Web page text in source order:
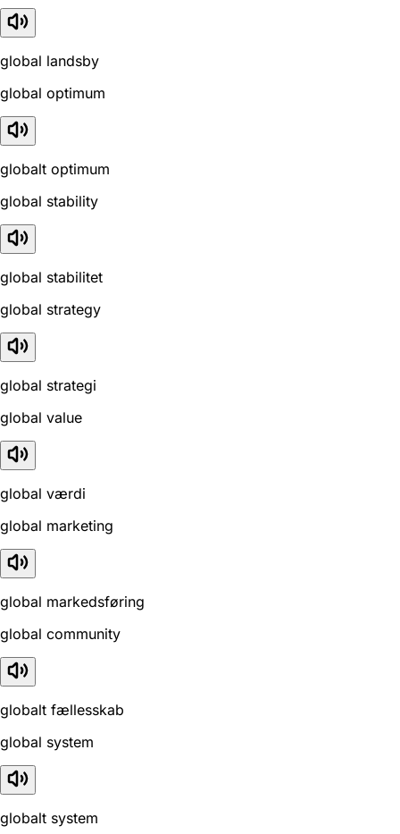
global landsby
global optimum
globalt optimum
global stability
global stabilitet
global strategy
global strategi
global value
global værdi
global marketing
global markedsføring
global community
globalt fællesskab
global system
globalt system